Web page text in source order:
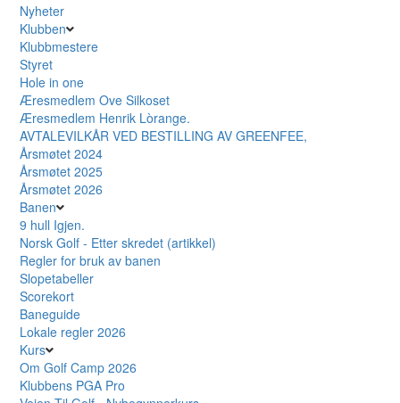
Nyheter
Klubben
Klubbmestere
Styret
Hole in one
Æresmedlem Ove Silkoset
Æresmedlem Henrik Lòrange.
AVTALEVILKÅR VED BESTILLING AV GREENFEE,
Årsmøtet 2024
Årsmøtet 2025
Årsmøtet 2026
Banen
9 hull Igjen.
Norsk Golf - Etter skredet (artikkel)
Regler for bruk av banen
Slopetabeller
Scorekort
Baneguide
Lokale regler 2026
Kurs
Om Golf Camp 2026
Klubbens PGA Pro